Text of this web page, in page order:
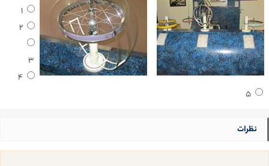
1
2
3
4
5
نظرات